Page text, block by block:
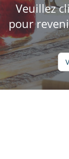
Veuillez
pour